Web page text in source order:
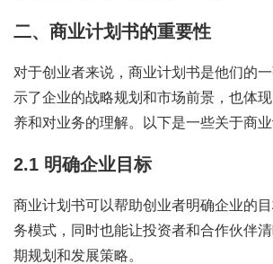
二、商业计划书的重要性
对于创业者来说，商业计划书是他们的
示了企业的战略规划和市场前景，也体
养和对业务的理解。以下是一些关于商业
2.1 明确企业目标
商业计划书可以帮助创业者明确企业的
务模式，同时也能让投资者和合作伙伴
期规划和发展策略。